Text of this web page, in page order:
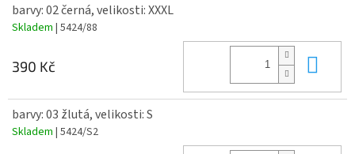
barvy: 02 černá, velikosti: XXXL
Skladem | 5424/88
390 Kč
barvy: 03 žlutá, velikosti: S
Skladem | 5424/S2